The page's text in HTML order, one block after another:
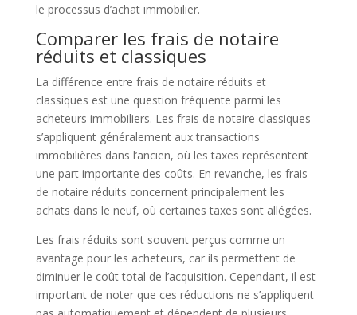
le processus d’achat immobilier.
Comparer les frais de notaire
réduits et classiques
La différence entre frais de notaire réduits et
classiques est une question fréquente parmi les
acheteurs immobiliers. Les frais de notaire classiques
s’appliquent généralement aux transactions
immobilières dans l’ancien, où les taxes représentent
une part importante des coûts. En revanche, les frais
de notaire réduits concernent principalement les
achats dans le neuf, où certaines taxes sont allégées.
Les frais réduits sont souvent perçus comme un
avantage pour les acheteurs, car ils permettent de
diminuer le coût total de l’acquisition. Cependant, il est
important de noter que ces réductions ne s’appliquent